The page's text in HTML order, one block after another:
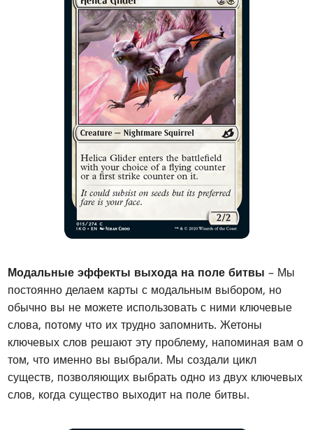
Модальные эффекты выхода на поле битвы – Мы
постоянно делаем карты с модальным выбором, но
обычно вы не можете использовать с ними ключевые
слова, потому что их трудно запомнить. Жетоны
ключевых слов решают эту проблему, напоминая вам о
том, что именно вы выбрали. Мы создали цикл
существ, позволяющих выбрать одно из двух ключевых
слов, когда существо выходит на поле битвы.